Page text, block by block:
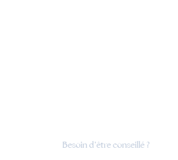
Besoin d’être conseillé ?